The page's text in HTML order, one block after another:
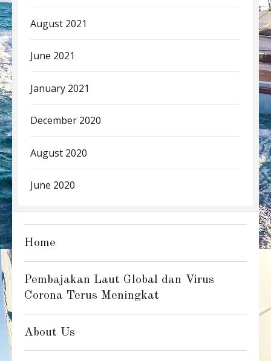
August 2021
June 2021
January 2021
December 2020
August 2020
June 2020
Home
Pembajakan Laut Global dan Virus
Corona Terus Meningkat
About Us